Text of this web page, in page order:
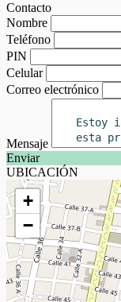
Contacto
Nombre
Teléfono
PIN
Celular
Correo electrónico
Mensaje
Enviar
UBICACIÓN
+
−